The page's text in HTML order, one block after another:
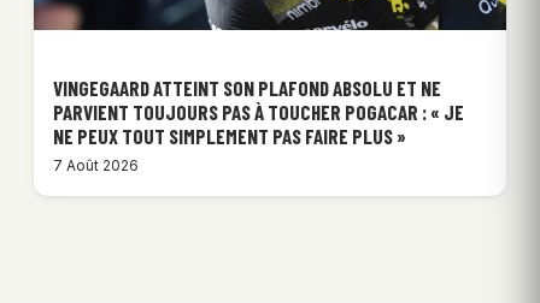
VINGEGAARD ATTEINT SON PLAFOND ABSOLU ET NE
PARVIENT TOUJOURS PAS À TOUCHER POGACAR : « JE
NE PEUX TOUT SIMPLEMENT PAS FAIRE PLUS »
7 Août 2026